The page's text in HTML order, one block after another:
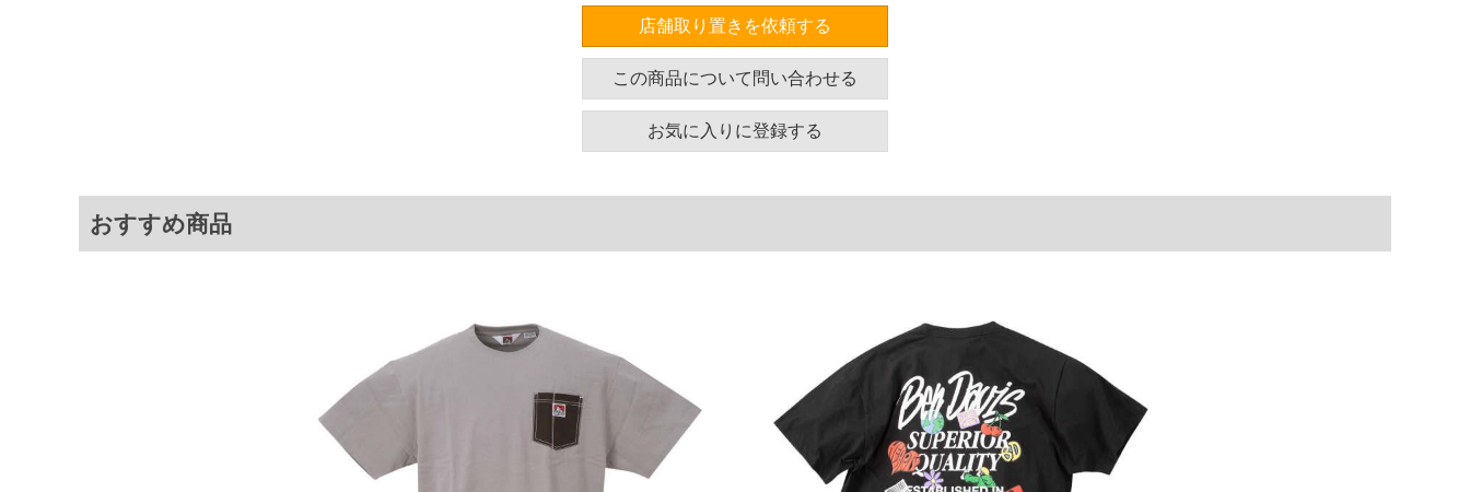
肩幅 袖丈
60 25
62 26
単位はcm
ータ画面）によって、商品の色味が若干異なる場合がございます。予めご了承ください。
のお取り寄せ等により、お客様にご迷惑をお掛けしてしまう場合がございます。そのような
ことがない様最大限に努めておりますが、もしあった場合速やかにご連絡させて頂きますの
で予めご了承ください。
※【ボトムの裾上げをご希望の場合】
裾上げ料金は500円+税となります。
備考欄に股下●cmとご記入下さい。（裾上げ無料対象商品は1本につき税込6,000円以上の品
が対象。1本5,999円以下の商品は有料（500円+税）となります。）
店舗取り置きを依頼する
この商品について問い合わせる
お気に入りに登録する
おすすめ商品